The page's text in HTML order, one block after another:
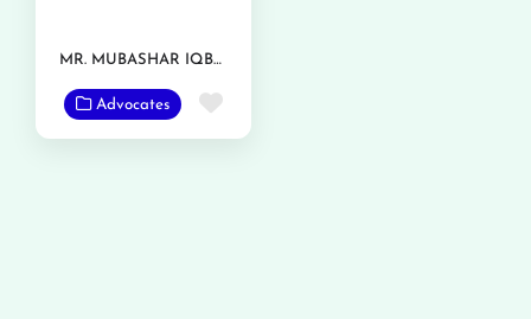
MR. MUBASHAR IQBAL
Advocates Favorite